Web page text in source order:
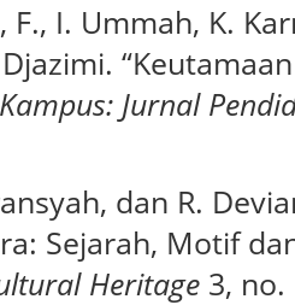
I. Ummah, K.
Jurnal
dan R.
Sejarah, Motif
Heritage 3, no.